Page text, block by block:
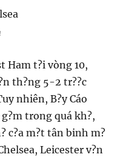
Ham t?i vòng 10,
th?ng 5-2 tr??c
nhiên, B?y Cáo
trong quá kh?,
c?a m?t tân binh m?
Leicester v?n